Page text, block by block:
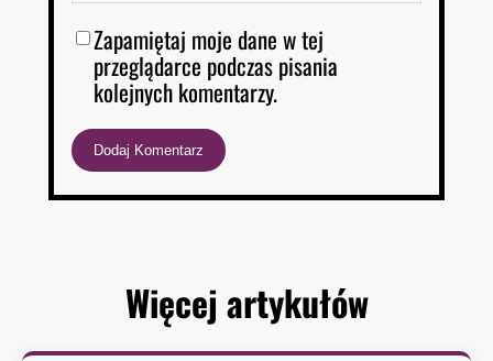
Zapamiętaj moje dane w tej
przeglądarce podczas pisania
kolejnych komentarzy.
Więcej artykułów